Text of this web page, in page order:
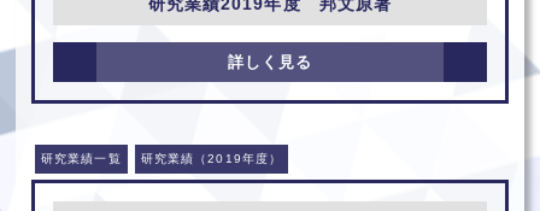
詳しく見る
研究業績一覧 研究業績（2019年度）